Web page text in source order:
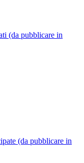
(da pubblicare in
(da pubblicare in